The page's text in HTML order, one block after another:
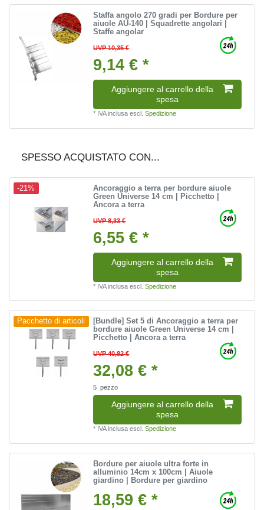
Staffa angolo 270 gradi per Bordure per
aiuole AU-140 | Squadrette angolari |
Staffe angolar
UVP 10,35 €
9,14 € *
Aggiungere al carrello della
spesa
* IVA inclusa escl.Spedizione
SPESSO ACQUISTATO CON...
-21%
Ancoraggio a terra per bordure aiuole
Green Universe 14 cm | Picchetto |
Ancora a terra
UVP 8,33 €
6,55 € *
Aggiungere al carrello della
spesa
* IVA inclusa escl.Spedizione
Pacchetto di articoli
[Bundle] Set 5 di Ancoraggio a terra per
bordure aiuole Green Universe 14 cm |
Picchetto | Ancora a terra
UVP 40,82 €
32,08 € *
5 pezzo
Aggiungere al carrello della
spesa
* IVA inclusa escl.Spedizione
Bordure per aiuole ultra forte in
alluminio 14cm x 100cm | Aiuole
giardino | Bordure per giardino
18,59 € *